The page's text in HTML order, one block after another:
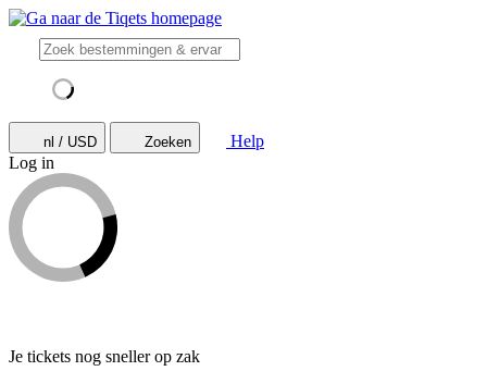
nl / USD Zoeken
Help
Log in
Je tickets nog sneller op zak